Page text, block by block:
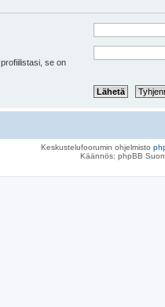
se on
Keskustelufoorumin ohjelmisto
Käännös: phpBB